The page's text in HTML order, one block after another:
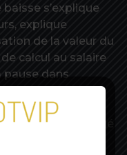
s’explique
explique
de la valeur du
calcul au salaire
pause dans
des
ajoute le
en cas de congé